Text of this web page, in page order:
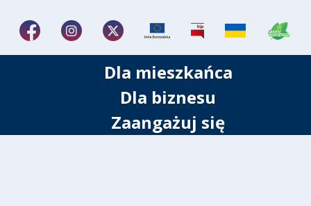
Dla mieszkańca
Dla biznesu
Zaangażuj się